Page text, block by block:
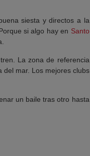
siesta y directos a la
si algo hay en Santo
La zona de referencia
del mar. Los mejores clubs
un baile tras otro hasta